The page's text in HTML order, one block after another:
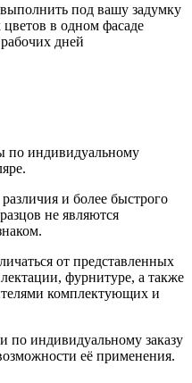
под вашу задумку
в одном фасаде
дней
по индивидуальному
и более быстрого
не являются
от представленных
фурнитуре, а также
комплектующих и
по индивидуальному заказу
её применения.